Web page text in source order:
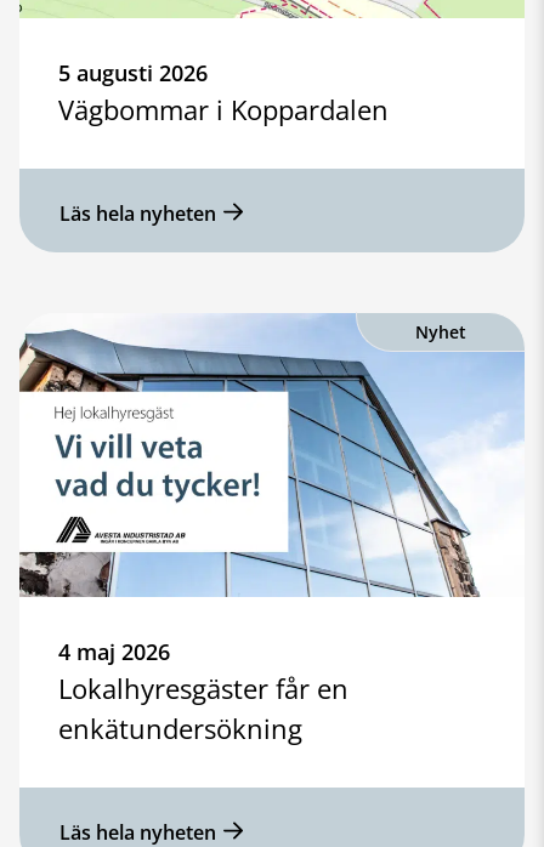
5 augusti 2026
Vägbommar i Koppardalen
Läs hela nyheten
Nyhet
4 maj 2026
Lokalhyresgäster får en
enkätundersökning
Läs hela nyheten